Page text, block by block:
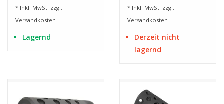
* Inkl. MwSt. zzgl.
Versandkosten
Lagernd
* Inkl. MwSt. zzgl.
Versandkosten
Derzeit nicht
lagernd